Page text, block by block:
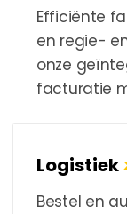
Efficiënte
en regie-
onze
facturatie
Logistiek
Bestel en